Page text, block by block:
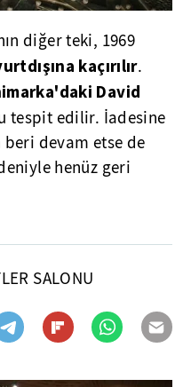
diğer teki, 1969
kaçırılır.
David
tespit edilir. İadesine
devam etse de
henüz geri
SALONU